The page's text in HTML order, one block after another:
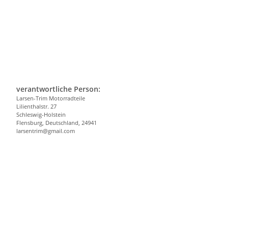
verantwortliche Person:
Larsen-Trim Motorradteile
Lilienthalstr. 27
Schleswig-Holstein
Flensburg, Deutschland, 24941
larsentrim@gmail.com